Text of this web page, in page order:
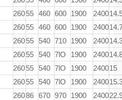
26055 460 600 1900 2400
26055 460 600 1900 2400
26055 540 710 1900 2400
26055 540 7lO 1900 2400
26055 540 7lO 1900 240015
26055 540 7lO 1900 2400
26086 670 970 1900 2400